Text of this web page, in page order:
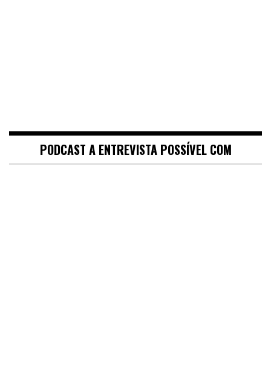
PODCAST A ENTREVISTA POSSÍVEL COM